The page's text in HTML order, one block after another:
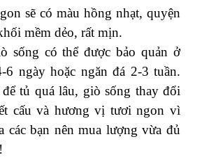
sẽ có màu hồng nhạt, quyện
mềm dẻo, rất mịn.
sống có thể được bảo quản ở
6 ngày hoặc ngăn đá 2-3 tuần.
tủ quá lâu, giò sống thay đổi
cấu và hương vị tươi ngon vì
các bạn nên mua lượng vừa đủ